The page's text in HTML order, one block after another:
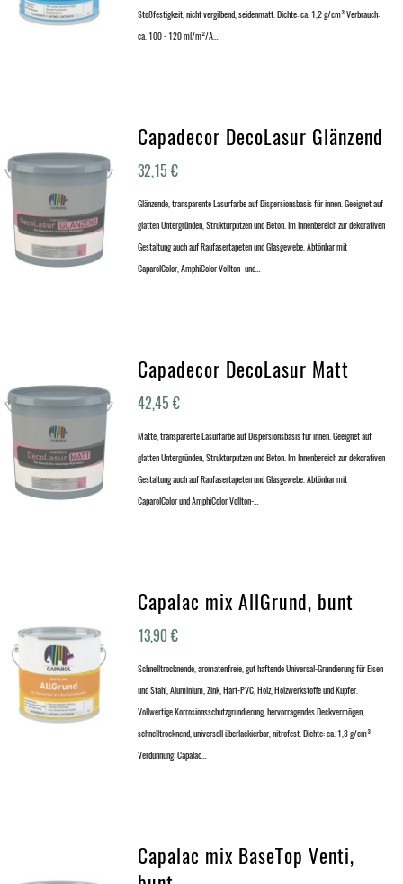
Stoßfestigkeit, nicht vergilbend, seidenmatt. Dichte: ca. 1,2 g/cm³ Verbrauch:
ca. 100 - 120 ml/m²/A…
Capadecor DecoLasur Glänzend
32,15€
Glänzende, transparente Lasurfarbe auf Dispersionsbasis für innen. Geeignet auf
glatten Untergründen, Strukturputzen und Beton. Im Innenbereich zur dekorativen
Gestaltung auch auf Raufasertapeten und Glasgewebe. Abtönbar mit
CaparolColor, AmphiColor Vollton- und…
Capadecor DecoLasur Matt
42,45€
Matte, transparente Lasurfarbe auf Dispersionsbasis für innen. Geeignet auf
glatten Untergründen, Strukturputzen und Beton. Im Innenbereich zur dekorativen
Gestaltung auch auf Raufasertapeten und Glasgewebe. Abtönbar mit
CaparolColor und AmphiColor Vollton-…
Capalac mix AllGrund, bunt
13,90€
Schnelltrocknende, aromatenfreie, gut haftende Universal-Grundierung für Eisen
und Stahl, Aluminium, Zink, Hart-PVC, Holz, Holzwerkstoffe und Kupfer.
Vollwertige Korrosionsschutzgrundierung, hervorragendes Deckvermögen,
schnelltrocknend, universell überlackierbar, nitrofest. Dichte: ca. 1,3 g/cm³
Verdünnung: Capalac…
Capalac mix BaseTop Venti,